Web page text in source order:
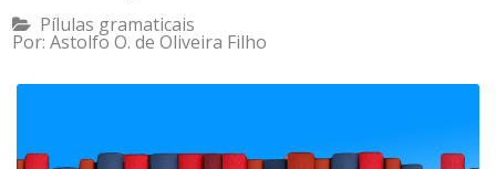
Pílulas gramaticais
Por: Astolfo O. de Oliveira Filho